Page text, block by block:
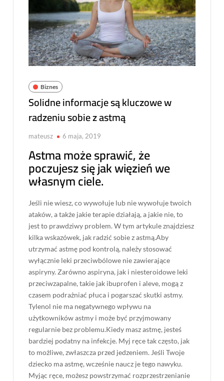
Biznes
Solidne informacje są kluczowe w
radzeniu sobie z astmą
mateusz 6 maja, 2019
Astma może sprawić, że
poczujesz się jak więzień we
własnym ciele.
Jeśli nie wiesz, co wywołuje lub nie wywołuje twoich
ataków, a także jakie terapie działają, a jakie nie, to
jest to prawdziwy problem. W tym artykule znajdziesz
kilka wskazówek, jak radzić sobie z astmą.Aby
utrzymać astmę pod kontrolą, należy stosować
wyłącznie leki przeciwbólowe nie zawierające
aspiryny. Zarówno aspiryna, jak i niesteroidowe leki
przeciwzapalne, takie jak ibuprofen i aleve, mogą z
czasem podrażniać płuca i pogarszać skutki astmy.
Tylenol nie ma negatywnego wpływu na
użytkowników astmy i może być przyjmowany
regularnie bez problemu.Kiedy masz astmę, jesteś
bardziej podatny na infekcje. Myj ręce tak często, jak
to możliwe, zwłaszcza przed jedzeniem. Jeśli Twoje
dziecko ma astmę, wcześnie naucz je tego nawyku.
Myjąc ręce, możesz powstrzymać rozprzestrzenianie